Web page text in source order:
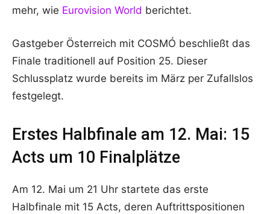
mehr, wie Eurovision World berichtet.
Gastgeber Österreich mit COSMÓ beschließt das
Finale traditionell auf Position 25. Dieser
Schlussplatz wurde bereits im März per Zufallslos
festgelegt.
Erstes Halbfinale am 12. Mai: 15
Acts um 10 Finalplätze
Am 12. Mai um 21 Uhr startete das erste
Halbfinale mit 15 Acts, deren Auftrittspositionen